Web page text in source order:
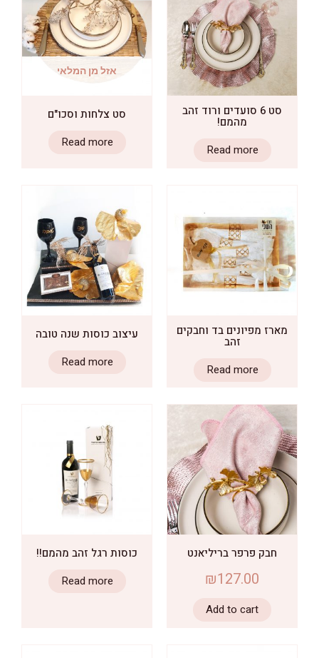
סט 6 סועדים ורוד זהב
Read more
אזל מן המלאי
סט צלחות וסכו"ם
Read more
מפיונים בד וחבקים
Read more
עיצוב כוסות שנה טובה
Read more
פרפר בריליאנט
₪
Add to cart
כוסות רגל זהב מהמם!!
Read more